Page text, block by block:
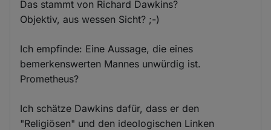
Das stammt von Richard Dawkins?
Objektiv, aus wessen Sicht? ;-)
Ich empfinde: Eine Aussage, die eines
bemerkenswerten Mannes unwürdig ist.
Prometheus?
Ich schätze Dawkins dafür, dass er den
"Religiösen" und den ideologischen Linken